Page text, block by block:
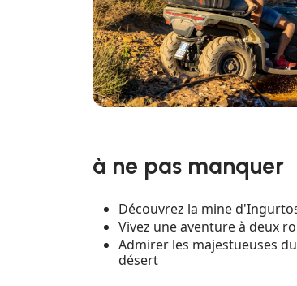
à ne pas manquer
Découvrez la mine
Vivez une aventure à deux
Admirer les majestueuses
désert